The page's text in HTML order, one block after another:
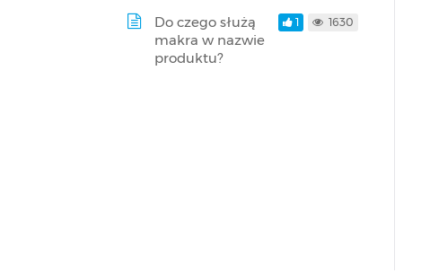
Do czego służą
makra w nazwie
produktu?
1 1630